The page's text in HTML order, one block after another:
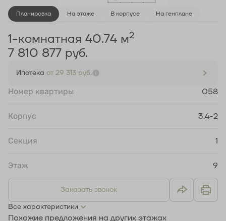
Планировка На этаже В корпусе На генплане
1-комнатная 40.74 м2
7 810 877 руб.
Ипотека от 29 313 руб.
Номер квартиры 058
Корпус 3.4-2
Секция 1
Этаж 9
Заказать звонок
Все характеристики
Похожие предложения на других этажах